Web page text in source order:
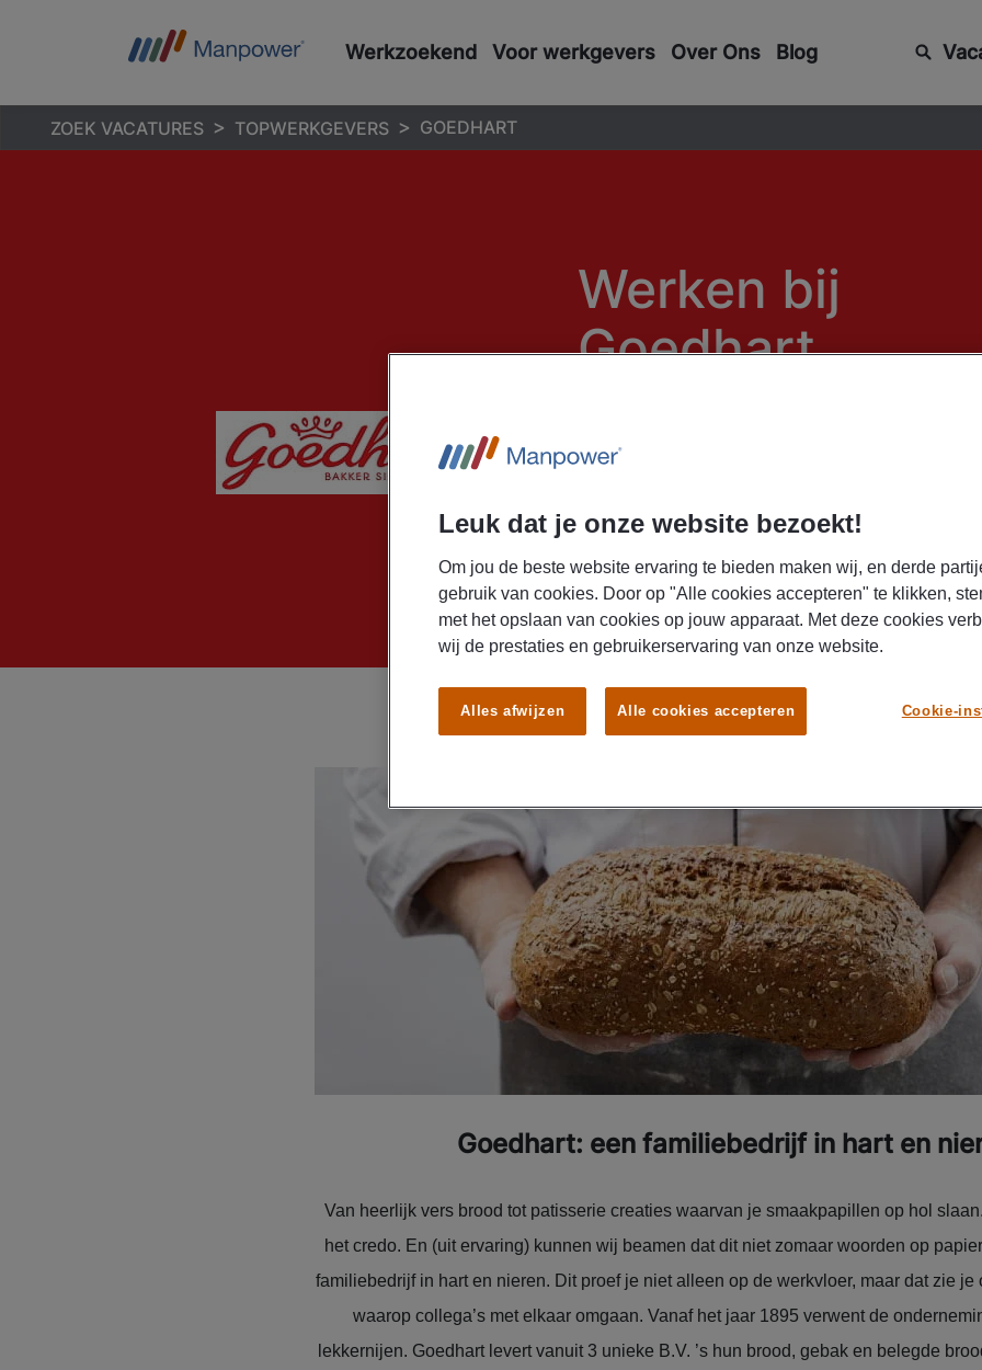
Werkzoekend Voor werkgevers Over Ons Blog
ZOEK VACATURES TOPWERKGEVERS GOEDHART
Werken bij
Goedhart
wordt het met veel liefde gemaakt. Naast deze
je ook veel ontwikkelingsmogelijkheden!
Goedhart: een familiebedrijf in hart en
Van heerlijk vers brood tot patisserie creaties waarvan je smaakpapillen op hol
het credo. En (uit ervaring) kunnen wij beamen dat dit niet zomaar woorden op
familiebedrijf in hart en nieren. Dit proef je niet alleen op de werkvloer, maar dat zie je
waarop collega’s met elkaar omgaan. Vanaf het jaar 1895 verwent de
lekkernijen. Goedhart levert vanuit 3 unieke B.V. ’s hun brood, gebak en belegde
Leuk dat je onze website bezoekt!
Om jou de beste website ervaring te bieden maken wij, en derde
gebruik van cookies. Door op "Alle cookies accepteren" te klikken,
met het opslaan van cookies op jouw apparaat. Met deze cookies
wij de prestaties en gebruikerservaring van onze website.
Cookie-
Alles afwijzen Alle cookies accepteren